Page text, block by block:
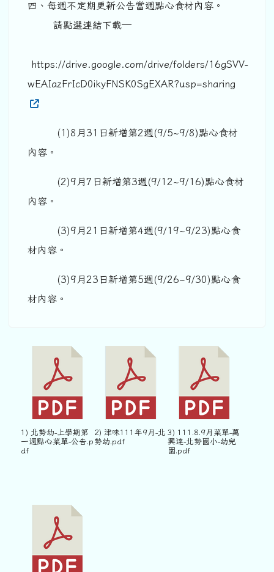
四、每週不定期更新公告當週點心食材內容。
請點選連結下載─
https://drive.google.com/drive/folders/16gSVV-
wEAIazFrIcD0ikyFNSK0SgEXAR?usp=sharing
(1)8月31日新增第2週(9/5~9/8)點心食材
內容。
(2)9月7日新增第3週(9/12~9/16)點心食材
內容。
(3)9月21日新增第4週(9/19~9/23)點心食
材內容。
(3)9月23日新增第5週(9/26~9/30)點心食
材內容。
1) 北勢幼-上學期第
一週點心菜單-公告.p
df
2) 津味111年9月-北
勢幼.pdf
3) 111.8.9月菜單-萬
興達-北勢國小-幼兒
園.pdf